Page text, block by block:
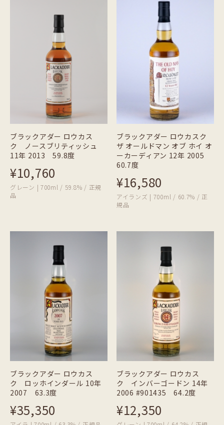
ブラックアダー ロウカス
ク ノースブリティッシュ
11年 2013 59.8度
¥10,760
グレーン | 700ml / 59.8% / 正規
品
ブラックアダー ロウカスク
ザ オールドマン オブ ホイ オ
ーカーディアン 12年 2005
60.7度
¥16,580
アイランズ | 700ml / 60.7% / 正
規品
ブラックアダー ロウカス
ク ロッホインダール 10年
2007 63.3度
¥35,350
ブラックアダー ロウカス
ク インバーゴードン 14年
2006 #901435 64.2度
¥12,350